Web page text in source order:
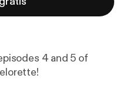
4 and 5 of